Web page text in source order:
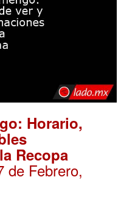
Horario,
Recopa
de Febrero,